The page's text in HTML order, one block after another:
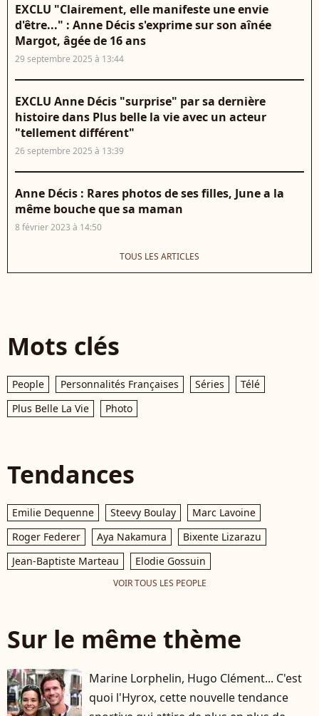
EXCLU "Clairement, elle manifeste une envie
d'être..." : Anne Décis s'exprime sur son aînée
Margot, âgée de 16 ans
29 septembre 2025 à 13:44
EXCLU Anne Décis "surprise" par sa dernière
histoire dans Plus belle la vie avec un acteur
"tellement différent"
26 septembre 2025 à 13:39
Anne Décis : Rares photos de ses filles, June a la
même bouche que sa maman
8 février 2023 à 14:50
TOUS LES ARTICLES
Mots clés
People Personnalités Françaises Séries
Télé
Plus Belle La Vie
Photo
Tendances
Emilie Dequenne Steevy Boulay
Marc Lavoine
Roger Federer
Aya Nakamura
Bixente Lizarazu
Jean-Baptiste Marteau
Elodie Gossuin
VOIR TOUS LES PEOPLE
Sur le même thème
Marine Lorphelin, Hugo Clément... C'est
quoi l'Hyrox, cette nouvelle tendance